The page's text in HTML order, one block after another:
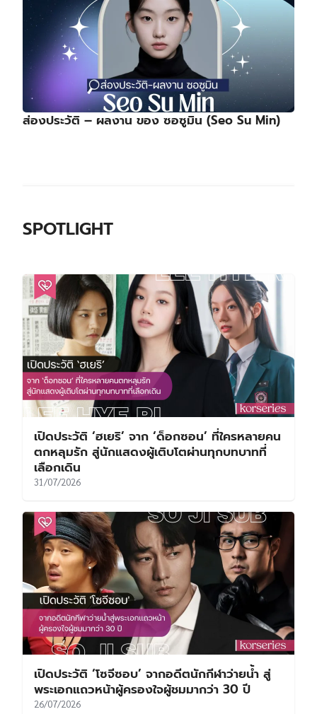
ส่องประวัติ – ผลงาน ของ ซอซูมิน (Seo Su Min)
SPOTLIGHT
เปิดประวัติ ‘ฮเยริ’ จาก ‘ด็อกซอน’ ที่ใครหลายคน
ตกหลุมรัก สู่นักแสดงผู้เติบโตผ่านทุกบทบาทที่
เลือกเดิน
31/07/2026
เปิดประวัติ ‘โซจีซอบ’ จากอดีตนักกีฬาว่ายน้ำ สู่
พระเอกแถวหน้าผู้ครองใจผู้ชมมากว่า 30 ปี
26/07/2026